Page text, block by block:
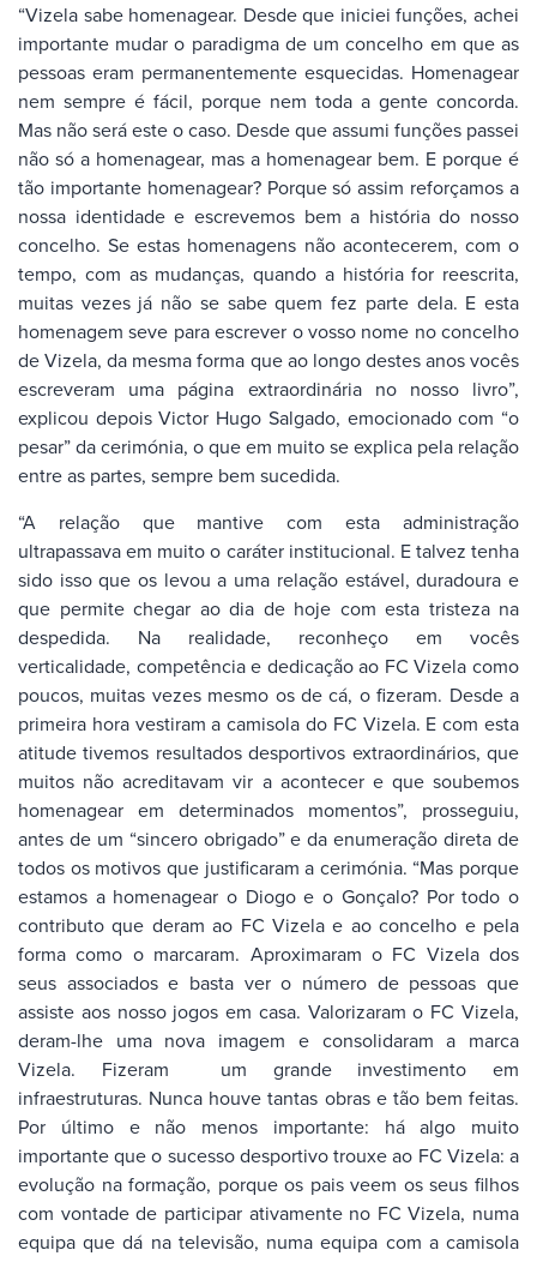
“Vizela sabe homenagear. Desde que iniciei funções, achei
importante mudar o paradigma de um concelho em que as
pessoas eram permanentemente esquecidas. Homenagear
nem sempre é fácil, porque nem toda a gente concorda.
Mas não será este o caso. Desde que assumi funções passei
não só a homenagear, mas a homenagear bem. E porque é
tão importante homenagear? Porque só assim reforçamos a
nossa identidade e escrevemos bem a história do nosso
concelho. Se estas homenagens não acontecerem, com o
tempo, com as mudanças, quando a história for reescrita,
muitas vezes já não se sabe quem fez parte dela. E esta
homenagem seve para escrever o vosso nome no concelho
de Vizela, da mesma forma que ao longo destes anos vocês
escreveram uma página extraordinária no nosso livro”,
explicou depois Victor Hugo Salgado, emocionado com “o
pesar” da cerimónia, o que em muito se explica pela relação
entre as partes, sempre bem sucedida.
“A relação que mantive com esta administração
ultrapassava em muito o caráter institucional. E talvez tenha
sido isso que os levou a uma relação estável, duradoura e
que permite chegar ao dia de hoje com esta tristeza na
despedida. Na realidade, reconheço em vocês
verticalidade, competência e dedicação ao FC Vizela como
poucos, muitas vezes mesmo os de cá, o fizeram. Desde a
primeira hora vestiram a camisola do FC Vizela. E com esta
atitude tivemos resultados desportivos extraordinários, que
muitos não acreditavam vir a acontecer e que soubemos
homenagear em determinados momentos”, prosseguiu,
antes de um “sincero obrigado” e da enumeração direta de
todos os motivos que justificaram a cerimónia. “Mas porque
estamos a homenagear o Diogo e o Gonçalo? Por todo o
contributo que deram ao FC Vizela e ao concelho e pela
forma como o marcaram. Aproximaram o FC Vizela dos
seus associados e basta ver o número de pessoas que
assiste aos nosso jogos em casa. Valorizaram o FC Vizela,
deram-lhe uma nova imagem e consolidaram a marca
Vizela. Fizeram um grande investimento em
infraestruturas. Nunca houve tantas obras e tão bem feitas.
Por último e não menos importante: há algo muito
importante que o sucesso desportivo trouxe ao FC Vizela: a
evolução na formação, porque os pais veem os seus filhos
com vontade de participar ativamente no FC Vizela, numa
equipa que dá na televisão, numa equipa com a camisola